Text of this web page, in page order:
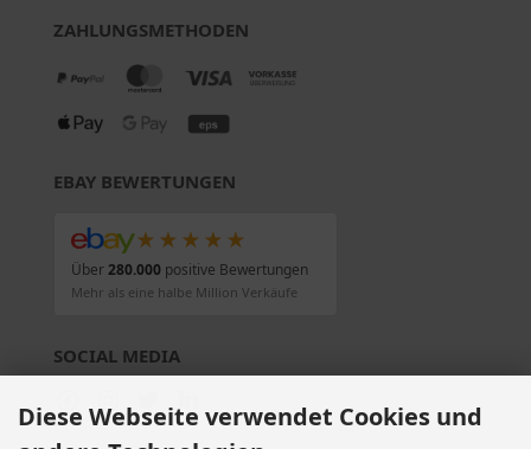
ZAHLUNGSMETHODEN
EBAY BEWERTUNGEN
★★★★★
Über280.000positive Bewertungen
Mehr als eine halbe Million Verkäufe
SOCIAL MEDIA
Diese Webseite verwendet Cookies und